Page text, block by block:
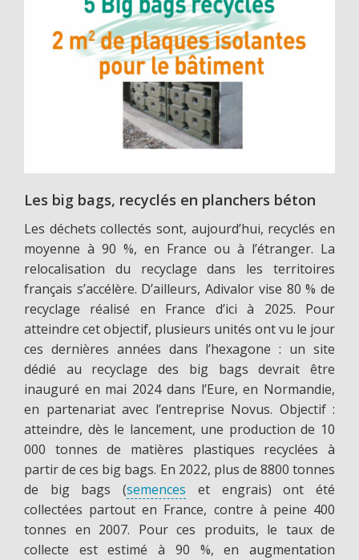
Les big bags, recyclés en planchers béton
Les déchets collectés sont, aujourd’hui, recyclés en
moyenne à 90 %, en France ou à l’étranger. La
relocalisation du recyclage dans les territoires
français s’accélère. D’ailleurs, Adivalor vise 80 % de
recyclage réalisé en France d’ici à 2025. Pour
atteindre cet objectif, plusieurs unités ont vu le jour
ces dernières années dans l’hexagone : un site
dédié au recyclage des big bags devrait être
inauguré en mai 2024 dans l’Eure, en Normandie,
en partenariat avec l’entreprise Novus. Objectif :
atteindre, dès le lancement, une production de 10
000 tonnes de matières plastiques recyclées à
partir de ces big bags. En 2022, plus de 8800 tonnes
de big bags (semences et engrais) ont été
collectées partout en France, contre à peine 400
tonnes en 2007. Pour ces produits, le taux de
collecte est estimé à 90 %, en augmentation